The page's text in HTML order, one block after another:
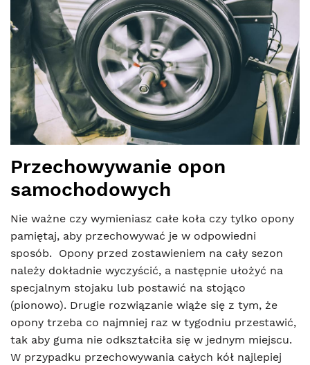
Przechowywanie opon
samochodowych
Nie ważne czy wymieniasz całe koła czy tylko opony
pamiętaj, aby przechowywać je w odpowiedni
sposób. Opony przed zostawieniem na cały sezon
należy dokładnie wyczyścić, a następnie ułożyć na
specjalnym stojaku lub postawić na stojąco
(pionowo). Drugie rozwiązanie wiąże się z tym, że
opony trzeba co najmniej raz w tygodniu przestawić,
tak aby guma nie odkształciła się w jednym miejscu.
W przypadku przechowywania całych kół najlepiej